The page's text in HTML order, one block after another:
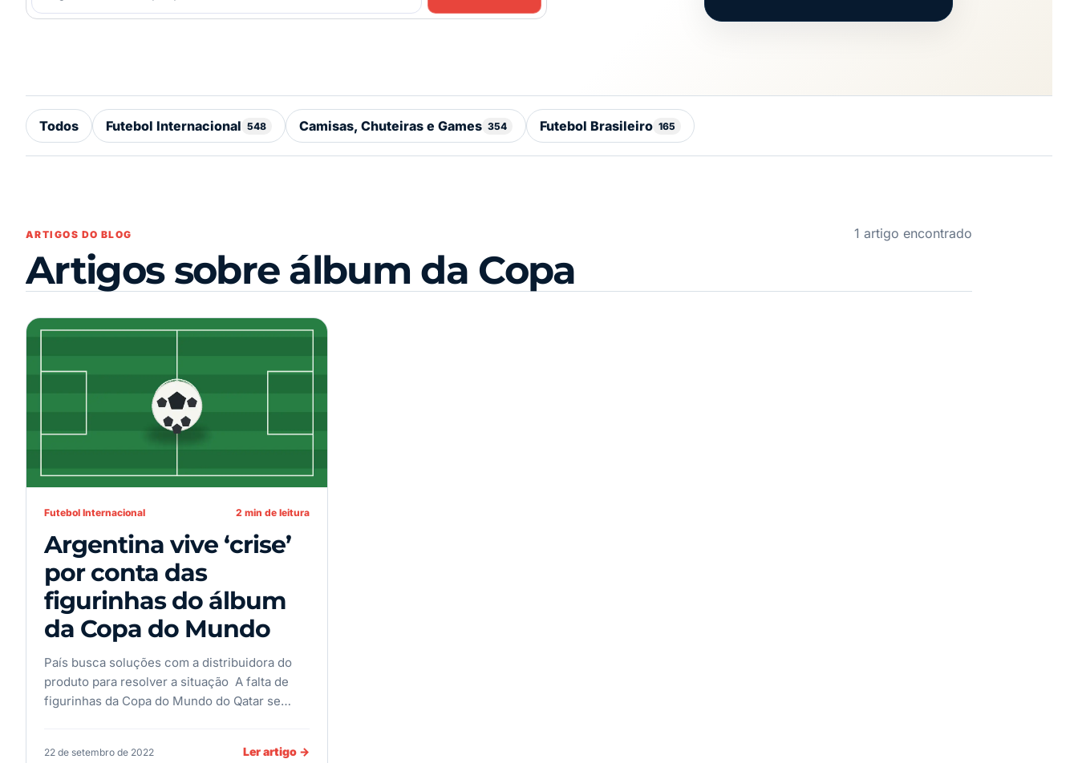
Todos Futebol Internacional 548 Camisas, Chuteiras e Games 354 Futebol Brasileiro 165
ARTIGOS DO BLOG
Artigos sobre álbum da Copa
1 artigo encontrado
Futebol Internacional 2 min de leitura
Argentina vive ‘crise’
por conta das
figurinhas do álbum
da Copa do Mundo
País busca soluções com a distribuidora do
produto para resolver a situação A falta de
figurinhas da Copa do Mundo do Qatar se…
22 de setembro de 2022 Ler artigo →